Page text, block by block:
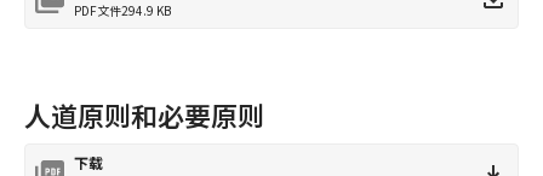
PDF文件294.9 KB
人道原则和必要原则
下载